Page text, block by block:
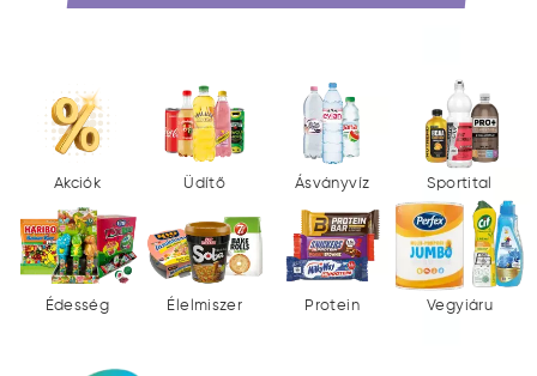
Akciók Üdítő Ásványvíz Sportital
Édesség Élelmiszer Protein Vegyiáru